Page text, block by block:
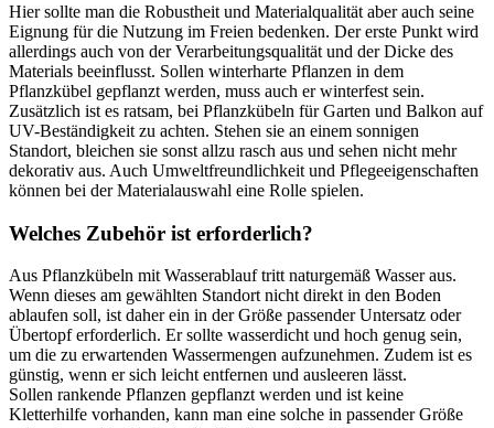
Hier sollte man die Robustheit und Materialqualität aber auch seine
Eignung für die Nutzung im Freien bedenken. Der erste Punkt wird
allerdings auch von der Verarbeitungsqualität und der Dicke des
Materials beeinflusst. Sollen winterharte Pflanzen in dem
Pflanzkübel gepflanzt werden, muss auch er winterfest sein.
Zusätzlich ist es ratsam, bei Pflanzkübeln für Garten und Balkon auf
UV-Beständigkeit zu achten. Stehen sie an einem sonnigen
Standort, bleichen sie sonst allzu rasch aus und sehen nicht mehr
dekorativ aus. Auch Umweltfreundlichkeit und Pflegeeigenschaften
können bei der Materialauswahl eine Rolle spielen.
Welches Zubehör ist erforderlich?
Aus Pflanzkübeln mit Wasserablauf tritt naturgemäß Wasser aus.
Wenn dieses am gewählten Standort nicht direkt in den Boden
ablaufen soll, ist daher ein in der Größe passender Untersatz oder
Übertopf erforderlich. Er sollte wasserdicht und hoch genug sein,
um die zu erwartenden Wassermengen aufzunehmen. Zudem ist es
günstig, wenn er sich leicht entfernen und ausleeren lässt.
Sollen rankende Pflanzen gepflanzt werden und ist keine
Kletterhilfe vorhanden, kann man eine solche in passender Größe